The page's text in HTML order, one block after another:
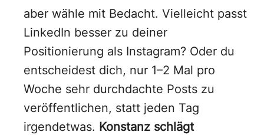
aber wähle mit Bedacht. Vielleicht passt
LinkedIn besser zu deiner
Positionierung als Instagram? Oder du
entscheidest dich, nur 1–2 Mal pro
Woche sehr durchdachte Posts zu
veröffentlichen, statt jeden Tag
irgendetwas. Konstanz schlägt